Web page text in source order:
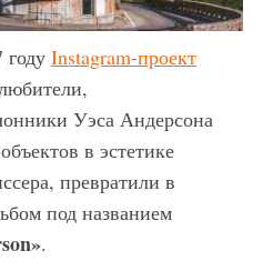
году Instagram-проект
Уэса Андерсона
в эстетике
превратили в
под названием
».